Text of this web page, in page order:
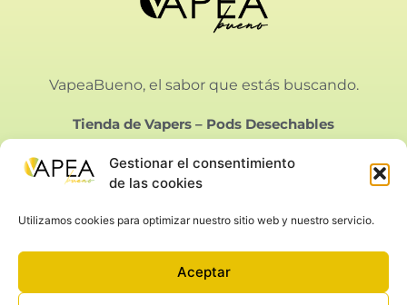
Gestionar el consentimiento
de las cookies
Utilizamos cookies para optimizar nuestro sitio web y nuestro servicio.
Aceptar
VapeaBueno, el sabor que estás buscando.
Tienda de Vapers – Pods Desechables